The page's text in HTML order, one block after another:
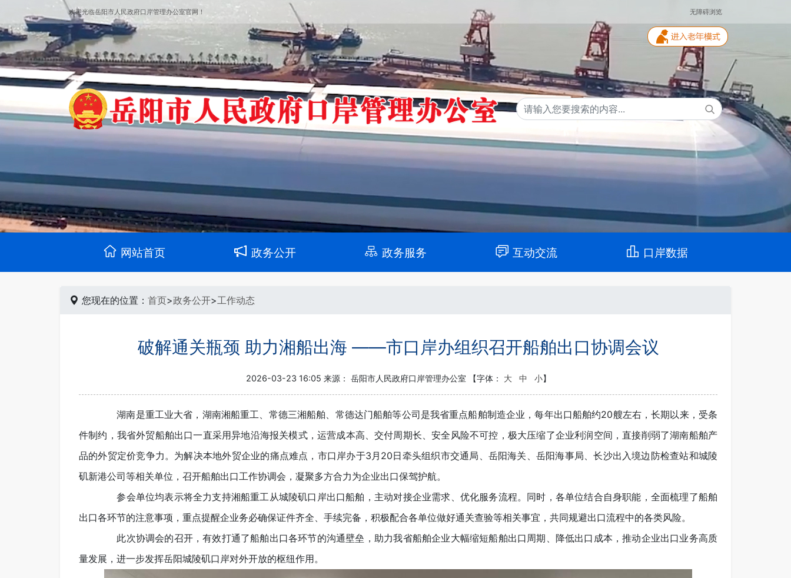
欢迎光临岳阳市人民政府口岸管理办公室官网！ 无障碍浏览
网站首页 政务公开 政务服务 互动交流 口岸数据
您现在的位置： 首页>政务公开>工作动态
破解通关瓶颈 助力湘船出海 ——市口岸办组织召开船舶出口协调会议
2026-03-23 16:05 来源： 岳阳市人民政府口岸管理办公室 【字体： 大 中 小】
湖南是重工业大省，湖南湘船重工、常德三湘船舶、常德达门船舶等公司是我省重点船舶制造企业，每年出口船舶约20艘左右，长期以来，受条
件制约，我省外贸船舶出口一直采用异地沿海报关模式，运营成本高、交付周期长、安全风险不可控，极大压缩了企业利润空间，直接削弱了湖南船舶产
品的外贸定价竞争力。为解决本地外贸企业的痛点难点，市口岸办于3月20日牵头组织市交通局、岳阳海关、岳阳海事局、长沙出入境边防检查站和城陵
矶新港公司等相关单位，召开船舶出口工作协调会，凝聚多方合力为企业出口保驾护航。
参会单位均表示将全力支持湘船重工从城陵矶口岸出口船舶，主动对接企业需求、优化服务流程。同时，各单位结合自身职能，全面梳理了船舶
出口各环节的注意事项，重点提醒企业务必确保证件齐全、手续完备，积极配合各单位做好通关查验等相关事宜，共同规避出口流程中的各类风险。
此次协调会的召开，有效打通了船舶出口各环节的沟通壁垒，助力我省船舶企业大幅缩短船舶出口周期、降低出口成本，推动企业出口业务高质
量发展，进一步发挥岳阳城陵矶口岸对外开放的枢纽作用。